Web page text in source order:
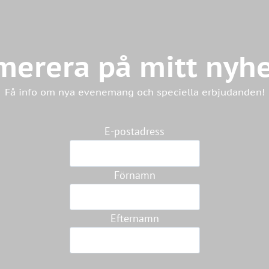
på mitt
Få info om nya evenemang och speciella erbjudanden!
E-postadress
Förnamn
Efternamn